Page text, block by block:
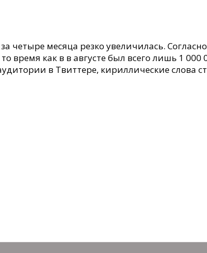
за четыре месяца резко увеличилась.
время как в в августе был всего лишь 1 000
в Твиттере, кириллические слова